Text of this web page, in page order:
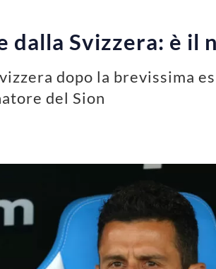
dalla Svizzera: è il
dopo la brevissima
del Sion